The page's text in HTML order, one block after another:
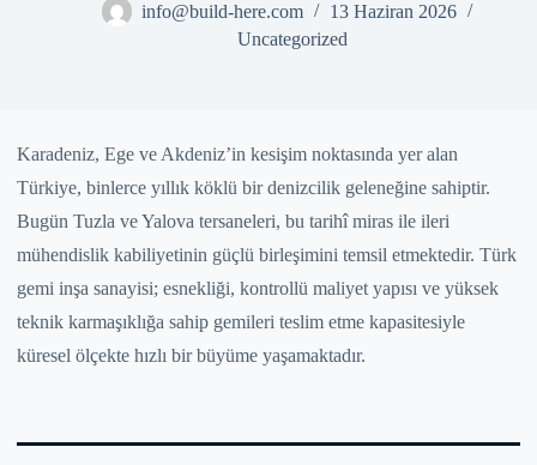
info@build-here.com
13 Haziran 2026
Uncategorized
Karadeniz, Ege ve Akdeniz’in kesişim noktasında yer alan
Türkiye, binlerce yıllık köklü bir denizcilik geleneğine sahiptir.
Bugün Tuzla ve Yalova tersaneleri, bu tarihî miras ile ileri
mühendislik kabiliyetinin güçlü birleşimini temsil etmektedir. Türk
gemi inşa sanayisi; esnekliği, kontrollü maliyet yapısı ve yüksek
teknik karmaşıklığa sahip gemileri teslim etme kapasitesiyle
küresel ölçekte hızlı bir büyüme yaşamaktadır.